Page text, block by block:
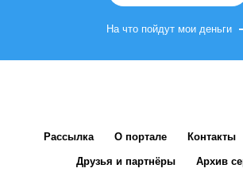
На что пойдут мои деньги
Рассылка О портале Контакты
Друзья и партнёры Архив